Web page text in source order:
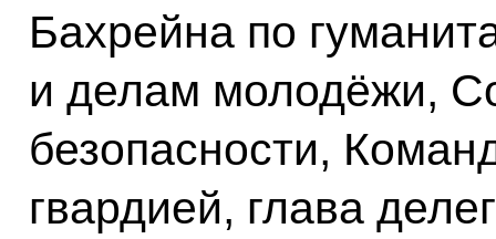
Бахрейна по
и делам молодёжи,
безопасности,
гвардией, глава